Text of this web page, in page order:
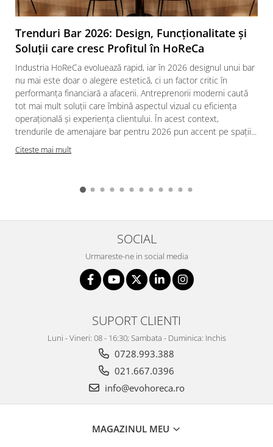
Trenduri Bar 2026: Design, Funcționalitate și
Soluții care cresc Profitul în HoReCa
Industria HoReCa evoluează rapid, iar în 2026 designul unui bar
nu mai este doar o alegere estetică, ci un factor critic în
performanța financiară a afacerii. Antreprenorii moderni caută
tot mai mult soluții care îmbină aspectul vizual cu eficiența
operațională și experiența clientului. În acest context,
trendurile de amenajare bar pentru 2026 pun accent pe spații...
Citeste mai mult
SOCIAL
Urmareste-ne in social media
SUPORT CLIENTI
Luni - Vineri: 08 - 16:30; Sambata - Duminica: Inchis
0728.993.388
021.667.0396
info@evohoreca.ro
MAGAZINUL MEU